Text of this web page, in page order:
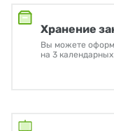
Хранение
Вы можете
на 3